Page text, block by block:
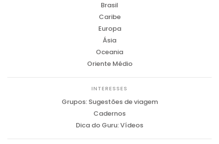
Brasil
Caribe
Europa
Ásia
Oceania
Oriente Médio
INTERESSES
Grupos: Sugestões de viagem
Cadernos
Dica do Guru: Vídeos